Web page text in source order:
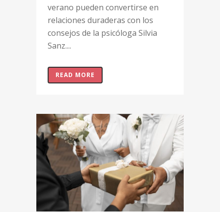
verano pueden convertirse en
relaciones duraderas con los
consejos de la psicóloga Silvia
Sanz....
READ MORE